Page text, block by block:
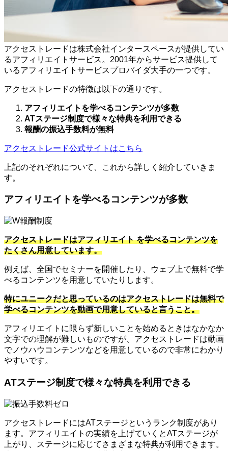
アクセストレードは株式会社インタースペースが提供してい
るアフィリエイトサービス。2001年からサービス提供して
いるアフィリエイトサービスプロバイダ大手の一つです。
アクセストレードの特徴は以下の通りです。
アフィリエイトを学べるコンテンツが多数
ATステージ制度で様々な特典を利用できる
報酬の振込手数料が無料
アクセストレード公式サイトはこちら
上記のそれぞれについて、これから詳しく紹介していきま
す。
アフィリエイトを学べるコンテンツが多数
アクセストレードはアフィリエイト を学べるコンテンツを
たくさん用意しています。
例えば、全国でセミナーを開催したり、ウェブ上で無料で学
べるコンテンツを用意していたりします。
特にユニークだと思っているのはアクセストレードは無料で
学べるコンテンツを動画で用意していると言うこと。
アフィリエイトに限らず新しいことを始めるときはなかなか
文字での理解が難しいものですが、アクセストレードは動画
でノウハウコンテンツなどを用意しているので非常にわかり
やすいです。
ATステージ制度で様々な特典を利用できる
アクセストレードにはATステージというランク制度があり
ます。アフィリエイトの実績を上げていくとATステージが
上がり、ステージに応じてさまざまな特典が利用できます。